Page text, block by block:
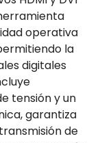
operativa
la
digitales
tensión y un
garantiza
de